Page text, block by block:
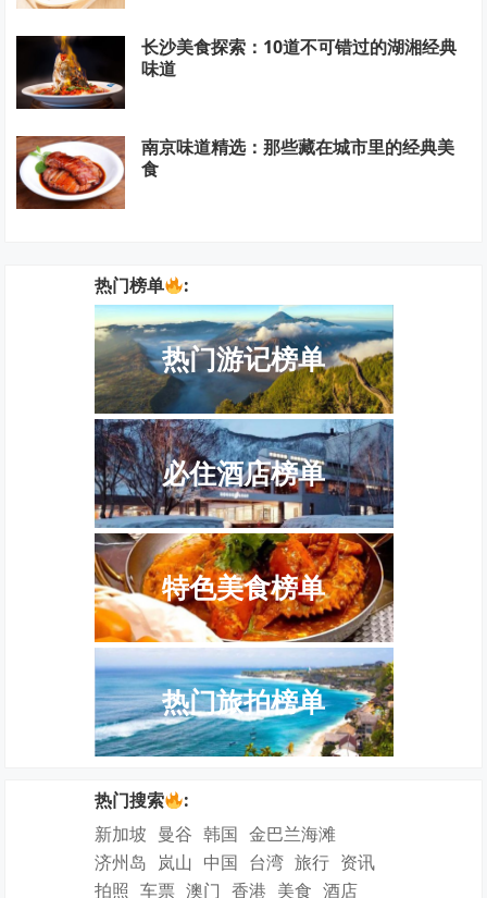
长沙美食探索：10道不可错过的湖湘经典
味道
南京味道精选：那些藏在城市里的经典美
食
热门榜单 :
热门游记榜单
必住酒店榜单
特色美食榜单
热门旅拍榜单
热门搜索
:
新加坡 曼谷 韩国 金巴兰海滩
济州岛 岚山 中国 台湾 旅行 资讯
拍照 车票 澳门 香港 美食 酒店